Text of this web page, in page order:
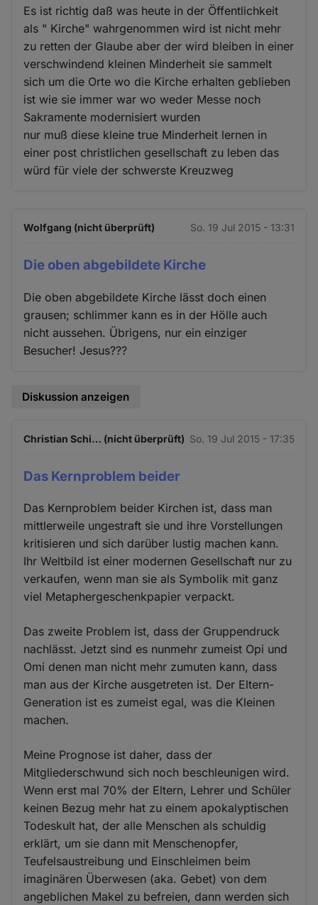
Es ist richtig daß was heute in der Öffentlichkeit
als " Kirche" wahrgenommen wird ist nicht mehr
zu retten der Glaube aber der wird bleiben in einer
verschwindend kleinen Minderheit sie sammelt
sich um die Orte wo die Kirche erhalten geblieben
ist wie sie immer war wo weder Messe noch
Sakramente modernisiert wurden
nur muß diese kleine true Minderheit lernen in
einer post christlichen gesellschaft zu leben das
würd für viele der schwerste Kreuzweg
Wolfgang (nicht überprüft) So. 19 Jul 2015 - 13:31
Die oben abgebildete Kirche
Die oben abgebildete Kirche lässt doch einen
grausen; schlimmer kann es in der Hölle auch
nicht aussehen. Übrigens, nur ein einziger
Besucher! Jesus???
Diskussion anzeigen
Christian Schi… (nicht überprüft) So. 19 Jul 2015 - 17:35
Das Kernproblem beider
Das Kernproblem beider Kirchen ist, dass man
mittlerweile ungestraft sie und ihre Vorstellungen
kritisieren und sich darüber lustig machen kann.
Ihr Weltbild ist einer modernen Gesellschaft nur zu
verkaufen, wenn man sie als Symbolik mit ganz
viel Metaphergeschenkpapier verpackt.
Das zweite Problem ist, dass der Gruppendruck
nachlässt. Jetzt sind es nunmehr zumeist Opi und
Omi denen man nicht mehr zumuten kann, dass
man aus der Kirche ausgetreten ist. Der Eltern-
Generation ist es zumeist egal, was die Kleinen
machen.
Meine Prognose ist daher, dass der
Mitgliederschwund sich noch beschleunigen wird.
Wenn erst mal 70% der Eltern, Lehrer und Schüler
keinen Bezug mehr hat zu einem apokalyptischen
Todeskult hat, der alle Menschen als schuldig
erklärt, um sie dann mit Menschenopfer,
Teufelsaustreibung und Einschleimen beim
imaginären Überwesen (aka. Gebet) von dem
angeblichen Makel zu befreien, dann werden sich